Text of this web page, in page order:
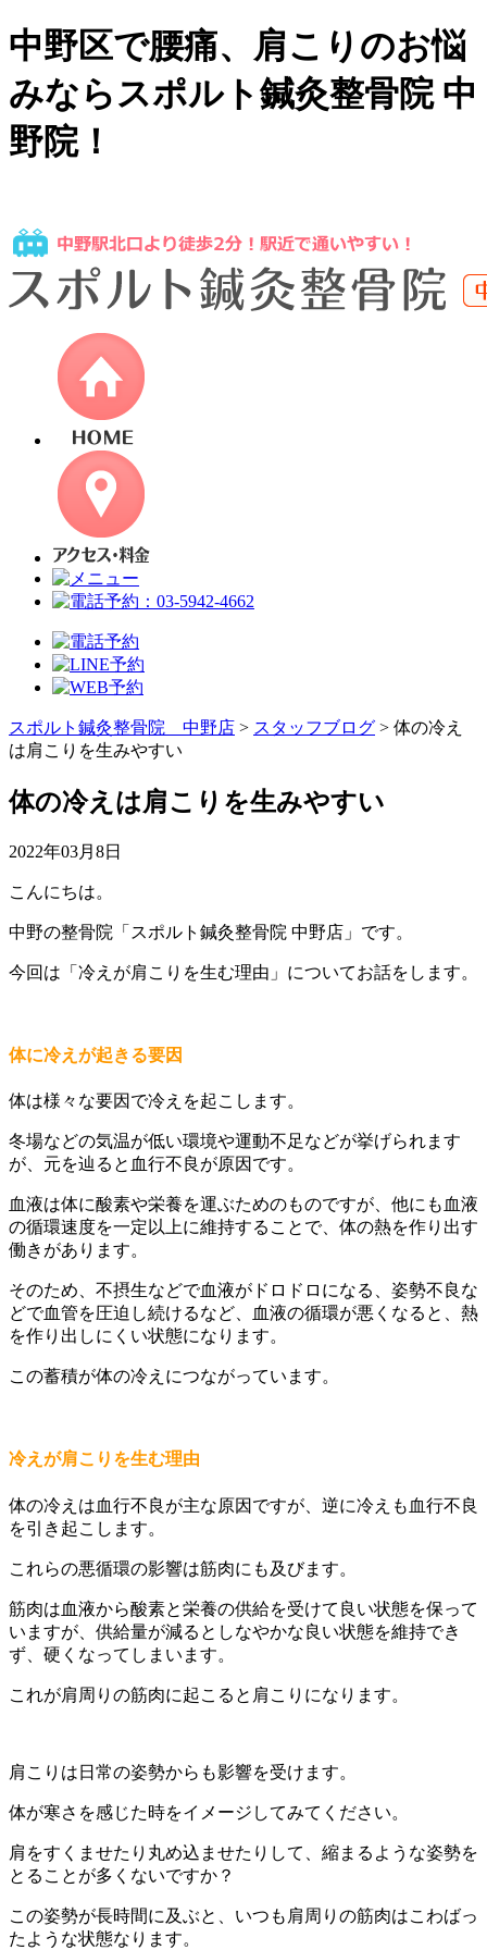
中野区で腰痛、肩こりのお悩
みならスポルト鍼灸整骨院 中
野院！
スポルト鍼灸整骨院 中野店 > スタッフブログ > 体の冷え
は肩こりを生みやすい
体の冷えは肩こりを生みやすい
2022年03月8日
こんにちは。
中野の整骨院「スポルト鍼灸整骨院 中野店」です。
今回は「冷えが肩こりを生む理由」についてお話をします。
体に冷えが起きる要因
体は様々な要因で冷えを起こします。
冬場などの気温が低い環境や運動不足などが挙げられます
が、元を辿ると血行不良が原因です。
血液は体に酸素や栄養を運ぶためのものですが、他にも血液
の循環速度を一定以上に維持することで、体の熱を作り出す
働きがあります。
そのため、不摂生などで血液がドロドロになる、姿勢不良な
どで血管を圧迫し続けるなど、血液の循環が悪くなると、熱
を作り出しにくい状態になります。
この蓄積が体の冷えにつながっています。
冷えが肩こりを生む理由
体の冷えは血行不良が主な原因ですが、逆に冷えも血行不良
を引き起こします。
これらの悪循環の影響は筋肉にも及びます。
筋肉は血液から酸素と栄養の供給を受けて良い状態を保って
いますが、供給量が減るとしなやかな良い状態を維持でき
ず、硬くなってしまいます。
これが肩周りの筋肉に起こると肩こりになります。
肩こりは日常の姿勢からも影響を受けます。
体が寒さを感じた時をイメージしてみてください。
肩をすくませたり丸め込ませたりして、縮まるような姿勢を
とることが多くないですか？
この姿勢が長時間に及ぶと、いつも肩周りの筋肉はこわばっ
たような状態なります。